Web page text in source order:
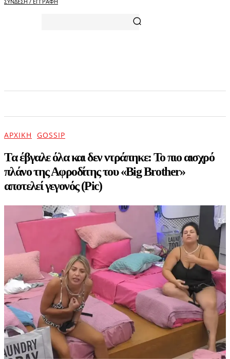
ΑΡΧΙΚΉ GOSSIP
Tα έβγαλε όλα και δεν ντράπηκε: To πιο αισχρό
πλάνο της Αφροδίτης του «Big Brother»
αποτελεί γεγονός (Pic)